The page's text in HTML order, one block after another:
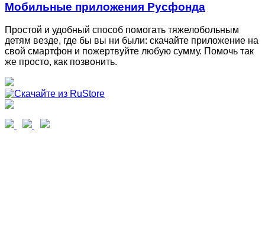
Мобильные приложения Русфонда
Простой и удобный способ помогать тяжелобольным
детям везде, где бы вы ни были: скачайте приложение на
свой смартфон и пожертвуйте любую сумму. Помочь так
же просто, как позвонить.